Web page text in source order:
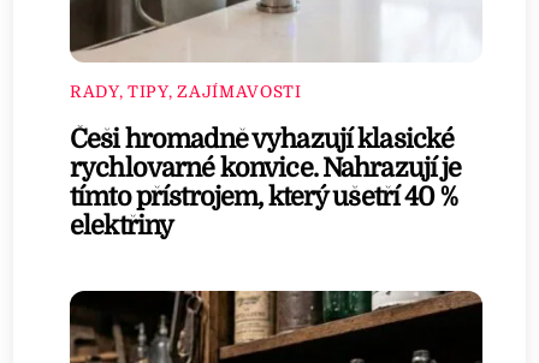
RADY, TIPY, ZAJÍMAVOSTI
Češi hromadně vyhazují klasické
rychlovarné konvice. Nahrazují je
tímto přístrojem, který ušetří 40 %
elektřiny